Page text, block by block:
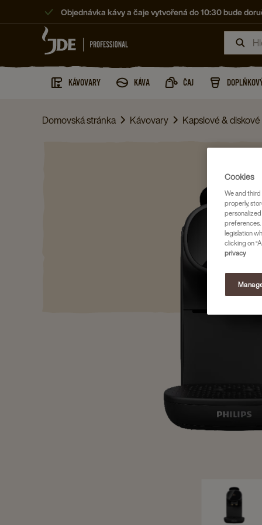
Objednávka kávy a čaje vytvořená do 10:30 bude
KÁVOVARY KÁVA ČAJ
Domovská stránka Kávovary Kapslové &
Cookies
We and
properly,
legislation
clicking on
privacy